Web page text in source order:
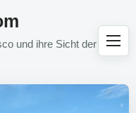
und ihre Sicht der